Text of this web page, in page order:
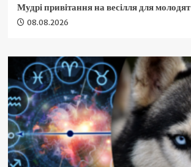
Мудрі привітання на весілля для молодят
08.08.2026